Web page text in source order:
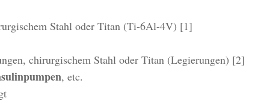
Stahl oder Titan (Ti-6Al-4V) [1]
chirurgischem Stahl oder Titan (Legierungen) [2]
, etc.